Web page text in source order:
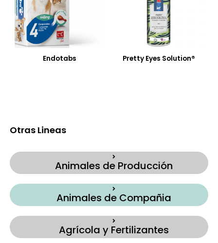
Endotabs Pretty Eyes Solution®
Otras Lineas
Animales de Producción
Animales de Compañia
Agrícola y Fertilizantes